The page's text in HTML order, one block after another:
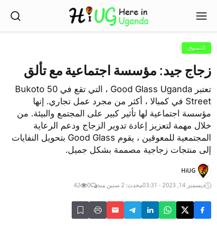
التسوق
زجاج جيد: مؤسسة اجتماعية مع تألق
تعتبر Good Glass Uganda ، التي تقع في 50 Bukoto
Street في كمبالا ، أكثر من مجرد عمل تجاري. إنها
مؤسسة اجتماعية لها تأثير كبير على المجتمع والبيئة. من
خلال مهمة لتعزيز إعادة تدوير الزجاج ودعم الرعاية
المجتمعية للمعوقين ، يقوم Good Glass بتحويل النفايات
إلى منتجات زجاجية مصممة بشكل جميل.
HiUG
ديسمبر 14, 2023 - 03:31
محدث: 2 سنين منذ 0
42